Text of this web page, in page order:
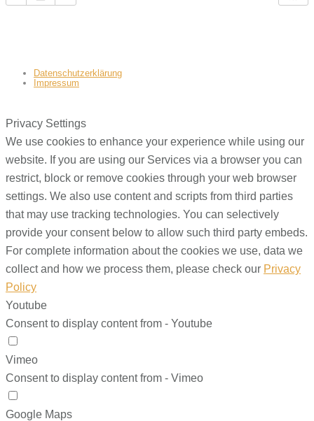
Datenschutzerklärung
Impressum
Privacy Settings
We use cookies to enhance your experience while using our
website. If you are using our Services via a browser you can
restrict, block or remove cookies through your web browser
settings. We also use content and scripts from third parties
that may use tracking technologies. You can selectively
provide your consent below to allow such third party embeds.
For complete information about the cookies we use, data we
collect and how we process them, please check our Privacy
Policy
Youtube
Consent to display content from - Youtube
Vimeo
Consent to display content from - Vimeo
Google Maps